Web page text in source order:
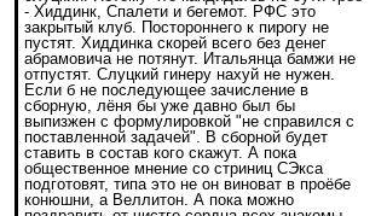
- Хиддинк, Спалети и бегемот. РФС это
закрытый клуб. Постороннего к пирогу не
пустят. Хиддинка скорей всего без денег
абрамовича не потянут. Итальянца бамжи не
отпустят. Слуцкий гинеру нахуй не нужен.
Если б не последующее зачисление в
сборную, лёня бы уже давно был бы
выпизжен с формулировкой "не справился с
поставленной задачей". В сборной будет
ставить в состав кого скажут. А пока
общественное мнение со стриниц СЭкса
подготовят, типа это не он виноват в проёбе
конюшни, а Веллитон. А пока можно